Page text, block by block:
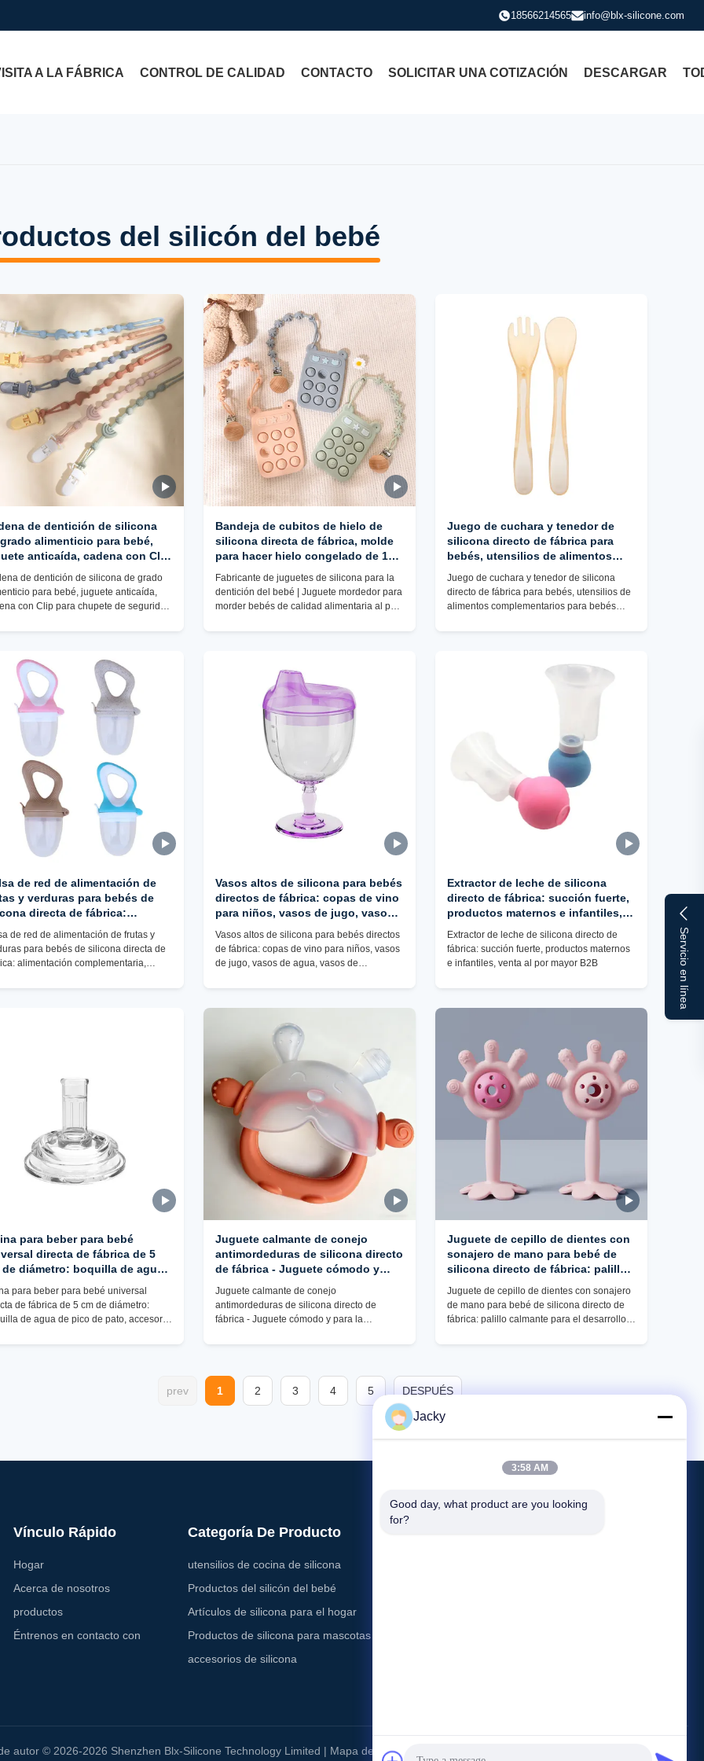
18566214565 info@blx-silicone.com
A LA FÁBRICA CONTROL DE CALIDAD CONTACTO SOLICITAR UNA COTIZACIÓN DESCARGAR
Servicio en línea
del silicón del bebé
de dentición de silicona
alimenticio para bebé,
anticaída, cadena con Clip
chupete de seguridad para
dientes infantiles, venta
mayor
de dentición de silicona de grado
para bebé, juguete anticaída,
con Clip para chupete de seguridad
Bandeja de cubitos de hielo de
silicona directa de fábrica, molde
para hacer hielo congelado de 15
hielo de membrana para uso
doméstico y comercial
Fabricante de juguetes de silicona para la
dentición del bebé | Juguete mordedor para
morder bebés de calidad alimentaria al por
Juego de cuchara y tenedor de
silicona directo de fábrica para
bebés, utensilios de alimentos
entrenamiento de
autoalimentación, herramientas de
niños sin BPA
Juego de cuchara y tenedor de silicona
directo de fábrica para bebés, utensilios de
alimentos complementarios para bebés
herramientas de aprendizaje de
de red de alimentación de
y verduras para bebés de
directa de fábrica:
complementaria,
seguro para
de bebés antiasfixia
de red de alimentación de frutas y
para bebés de silicona directa de
alimentación complementaria,
antiasfixia
Vasos altos de silicona para bebés
directos de fábrica: copas de vino
para niños, vasos de jugo, vasos
de agua, vasos de aprendizaje con
diseño anticaída
Vasos altos de silicona para bebés directos
de fábrica: copas de vino para niños, vasos
de jugo, vasos de agua, vasos de
Extractor de leche de silicona
directo de fábrica: succión fuerte,
productos maternos e infantiles,
Extractor de leche de silicona directo de
fábrica: succión fuerte, productos maternos
e infantiles, venta al por mayor B2B
para beber para bebé
directa de fábrica de 5
de diámetro: boquilla de agua
de pato, accesorio para
de paloma, venta al por
B2B
para beber para bebé universal
de fábrica de 5 cm de diámetro:
de agua de pico de pato, accesorio
Juguete calmante de conejo
antimordeduras de silicona directo
de fábrica - Juguete cómodo y
para la dentición del bebé, venta al
por mayor B2B
Juguete calmante de conejo
antimordeduras de silicona directo de
fábrica - Juguete cómodo y para la
Juguete de cepillo de dientes con
sonajero de mano para bebé de
silicona directo de fábrica: palillo
calmante para el desarrollo bucal y
la dentición, juguete divertido
masticable para venta al por mayor
Juguete de cepillo de dientes con sonajero
de mano para bebé de silicona directo de
fábrica: palillo calmante para el desarrollo
masticable para venta al por mayor B2B
prev 1 2 3 4 5 DESPUÉS
Vínculo Rápido
Hogar
Acerca de nosotros
productos
Éntrenos en contacto con
Categoría De Producto
utensilios de cocina de silicona
Productos del silicón del bebé
Artículos de silicona para el hogar
Productos de silicona para mascotas
accesorios de silicona
autor © 2026-2026 Shenzhen Blx-Silicone Technology Limited | Mapa del Sitio
Jacky
3:58 AM
Good day, what product are you looking
for?